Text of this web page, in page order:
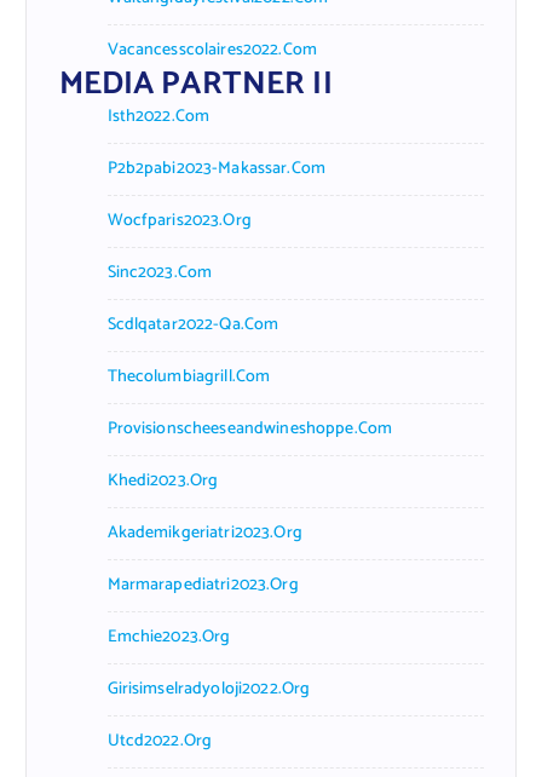
Vacancesscolaires2022.com
MEDIA PARTNER II
Isth2022.com
P2b2pabi2023-Makassar.com
Wocfparis2023.org
Sinc2023.com
Scdlqatar2022-Qa.com
Thecolumbiagrill.com
Provisionscheeseandwineshoppe.com
Khedi2023.org
Akademikgeriatri2023.org
Marmarapediatri2023.org
Emchie2023.org
Girisimselradyoloji2022.org
Utcd2022.org